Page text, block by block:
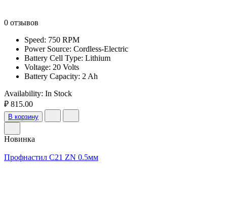
0 отзывов
Speed: 750 RPM
Power Source: Cordless-Electric
Battery Cell Type: Lithium
Voltage: 20 Volts
Battery Capacity: 2 Ah
Availability: In Stock
₽ 815.00
В корзину
Новинка
Профнастил С21 ZN 0.5мм